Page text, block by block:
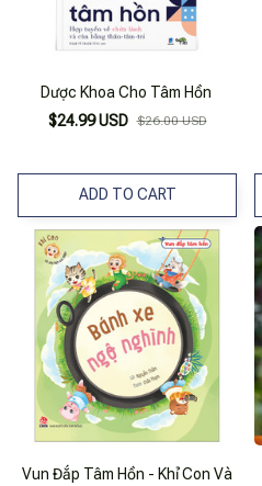
Dược Khoa Cho Tâm Hồn
$24.99 USD $26.00 USD
ADD TO CART
Vun Đắp Tâm Hồn - Khỉ Con Và